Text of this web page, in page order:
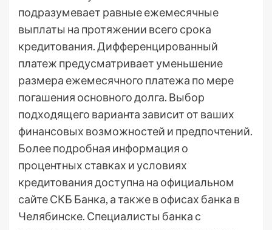
подразумевает равные ежемесячные
выплаты на протяжении всего срока
кредитования. Дифференцированный
платеж предусматривает уменьшение
размера ежемесячного платежа по мере
погашения основного долга. Выбор
подходящего варианта зависит от ваших
финансовых возможностей и предпочтений.
Более подробная информация о
процентных ставках и условиях
кредитования доступна на официальном
сайте СКБ Банка, а также в офисах банка в
Челябинске. Специалисты банка с